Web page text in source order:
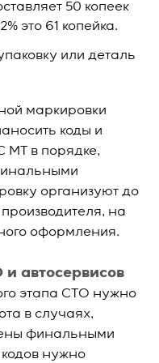
50 копеек
это 61 копейка.
или деталь
маркировки
коды и
МТ в порядке,
организуют до
на
оформления.
автосервисов
этапа СТО нужно
в случаях,
финальными
нужно